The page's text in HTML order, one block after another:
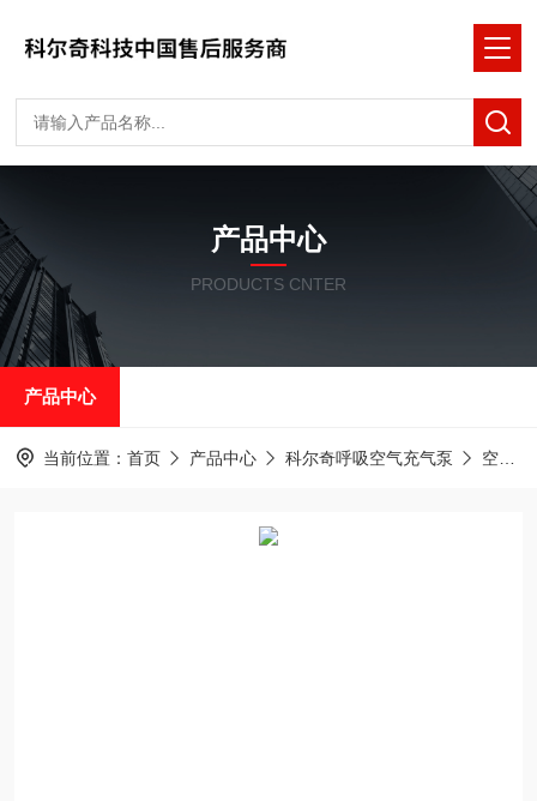
产品中心
PRODUCTS CNTER
产品中心
当前位置： 首页 产品中心 科尔奇呼吸空气充气泵 空气压缩机